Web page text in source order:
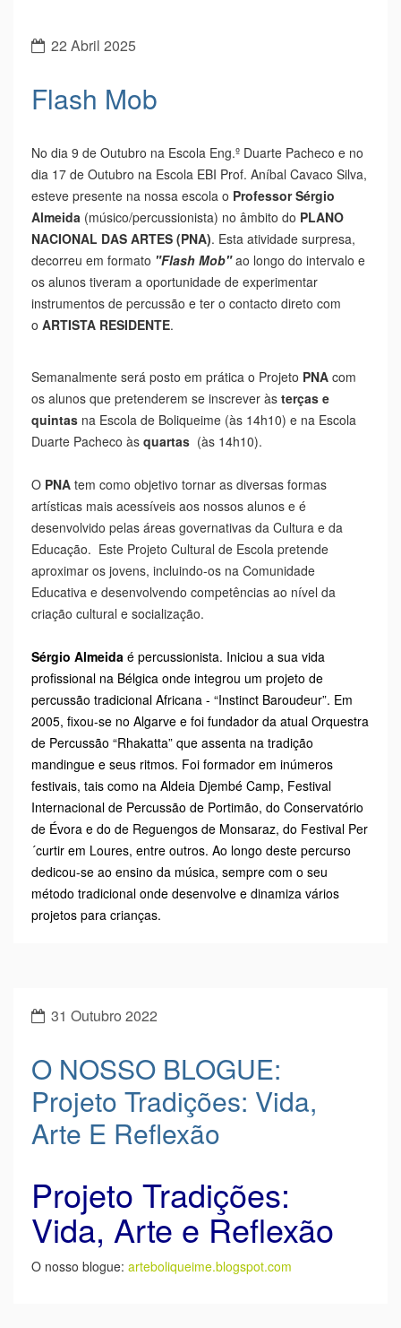
22 Abril 2025
Flash Mob
No dia 9 de Outubro na Escola Eng.º Duarte Pacheco e no
dia 17 de Outubro na Escola EBI Prof. Aníbal Cavaco Silva,
esteve presente na nossa escola o Professor Sérgio
Almeida (músico/percussionista) no âmbito do PLANO
NACIONAL DAS ARTES (PNA). Esta atividade surpresa,
decorreu em formato "Flash Mob"ao longo do intervalo e
os alunos tiveram a oportunidade de experimentar
instrumentos de percussão e ter o contacto direto com
o ARTISTA RESIDENTE.
Semanalmente será posto em prática o Projeto PNA com
os alunos que pretenderem se inscrever às terças e
quintas na Escola de Boliqueime (às 14h10) e na Escola
Duarte Pacheco às quartas (às 14h10).
O PNA tem como objetivo tornar as diversas formas
artísticas mais acessíveis aos nossos alunos e é
desenvolvido pelas áreas governativas da Cultura e da
Educação. Este Projeto Cultural de Escola pretende
aproximar os jovens, incluindo-os na Comunidade
Educativa e desenvolvendo competências ao nível da
criação cultural e socialização.
Sérgio Almeida é percussionista. Iniciou a sua vida
profissional na Bélgica onde integrou um projeto de
percussão tradicional Africana - “Instinct Baroudeur”. Em
2005, fixou-se no Algarve e foi fundador da atual Orquestra
de Percussão “Rhakatta” que assenta na tradição
mandingue e seus ritmos. Foi formador em inúmeros
festivais, tais como na Aldeia Djembé Camp, Festival
Internacional de Percussão de Portimão, do Conservatório
de Évora e do de Reguengos de Monsaraz, do Festival Per
´curtir em Loures, entre outros. Ao longo deste percurso
dedicou-se ao ensino da música, sempre com o seu
método tradicional onde desenvolve e dinamiza vários
projetos para crianças.
31 Outubro 2022
O NOSSO BLOGUE:
Projeto Tradições: Vida,
Arte E Reflexão
Projeto Tradições:
Vida, Arte e Reflexão
O nosso blogue: arteboliqueime.blogspot.com